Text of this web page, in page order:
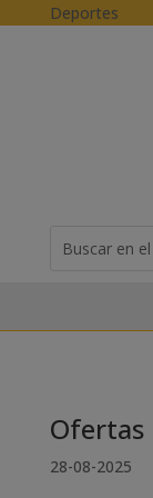
Skip to content
Deportes
for...
Ofertas
28-08-2025